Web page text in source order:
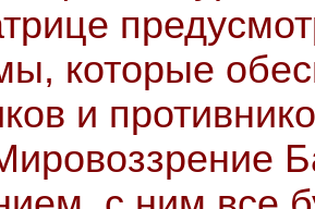
которые
и